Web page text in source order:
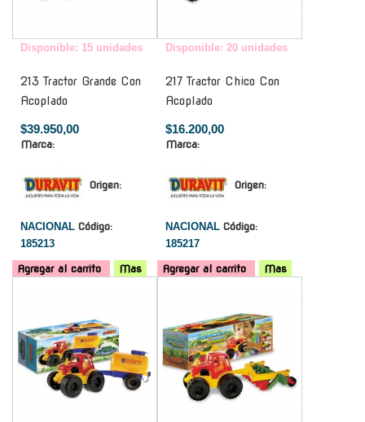
Disponible: 15 unidades
213 Tractor Grande Con
Acoplado
$39.950,00
Marca:
Origen:
NACIONAL Código:
185213
Agregar al carrito Mas
Disponible: 20 unidades
217 Tractor Chico Con
Acoplado
$16.200,00
Marca:
Origen:
NACIONAL Código:
185217
Agregar al carrito
Mas